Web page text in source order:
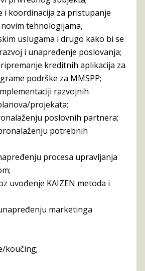
i koordinacija za pristupanje
tehnologijama,
uslugama i drugo kako bi se
i unapređenje poslovanja;
kreditnih aplikacija za
podrške za MMSPP;
razvojnih
projekata;
poslovnih partnera;
potrebnih
procesa upravljanja
uvođenje KAIZEN metoda i
marketinga
koučing;